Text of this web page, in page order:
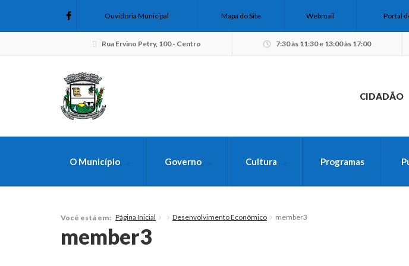
Ouvidoria Municipal Mapa do Site Webmail Portal
Rua Ervino Petry, 100 - Centro 7:30 às 11:30 e 13:00 às 17:00
CIDADÃO
O Município Governo Cultura Programas
Você está em: Página Inicial Desenvolvimento Econômico member3
member3